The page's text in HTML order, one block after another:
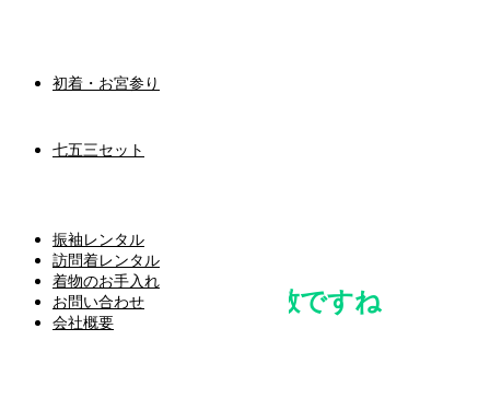
初着・お宮参り
七五三セット
振袖レンタル
訪問着レンタル
着物のお手入れ
お問い合わせ
会社概要
👘成人式前撮り👘
2020.11.27
来年の成人の皆様 素敵ですね